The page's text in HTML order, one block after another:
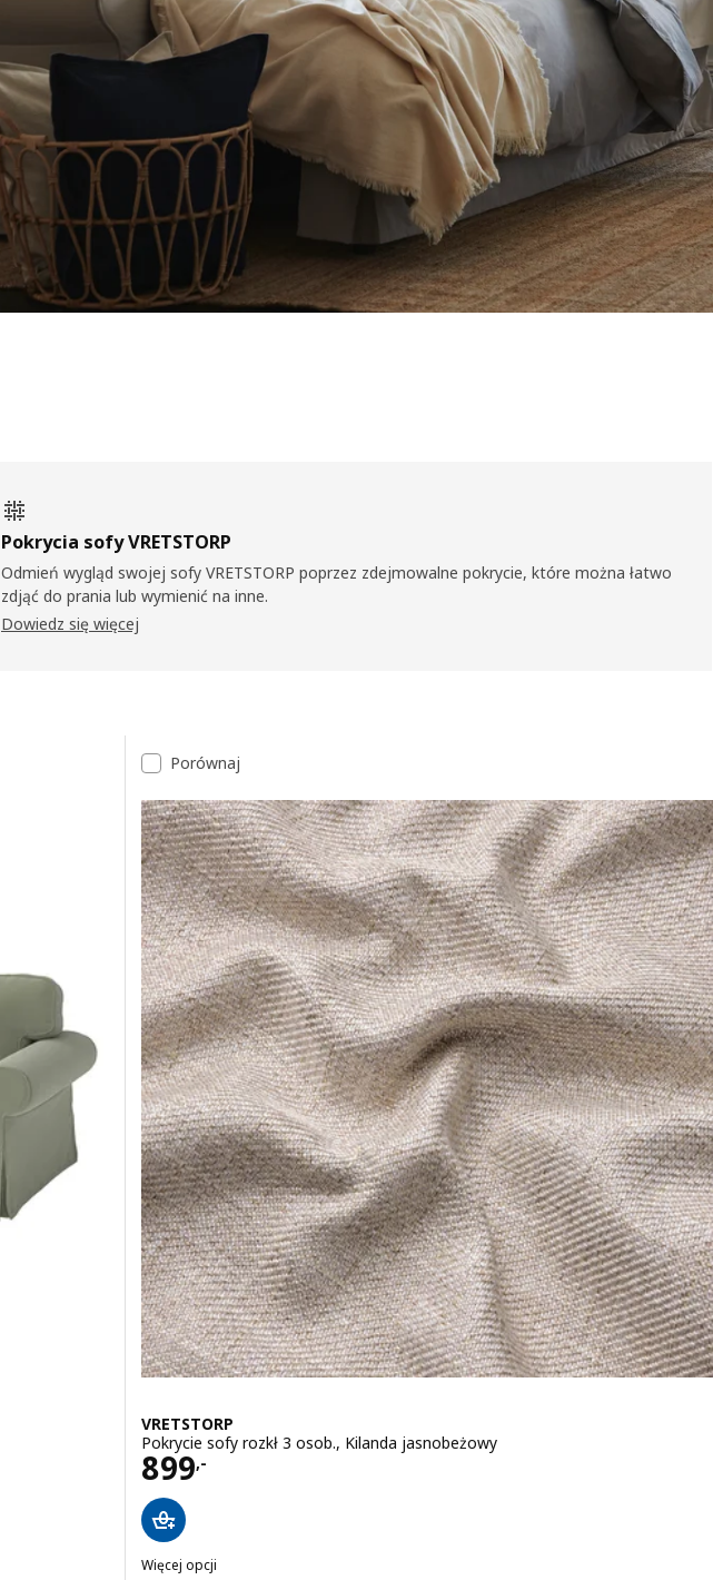
Pokrycia sofy VRETSTORP
Odmień wygląd swojej sofy VRETSTORP poprzez zdejmowalne pokrycie, które można łatwo
zdjąć do prania lub wymienić na inne.
Dowiedz się więcej
Porównaj
VRETSTORP
Pokrycie sofy rozkł 3 osob., Kilanda jasnobeżowy
899,-
Cena 899,-
Więcej opcji